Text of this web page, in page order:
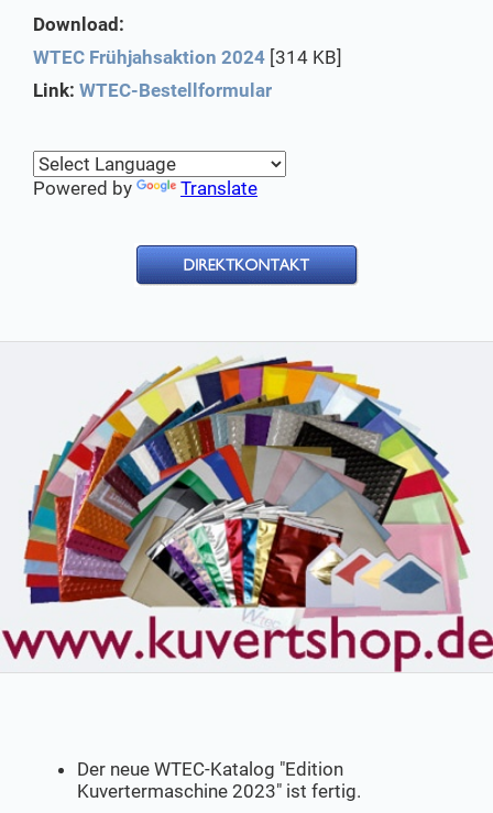
Download:
WTEC Frühjahsaktion 2024 [314 KB]
Link: WTEC-Bestellformular
Powered by Translate
Der neue WTEC-Katalog "Edition
Kuvertermaschine 2023" ist fertig.